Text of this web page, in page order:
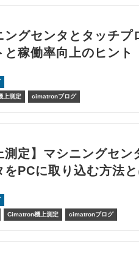
ングセンタとタッチプ
と稼働率向上のヒント
上測定 cimatronブログ
測定】マシニングセ
をPCに取り込む方法と
Cimatron機上測定 cimatronブログ